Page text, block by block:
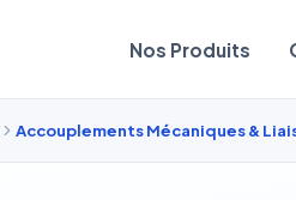
Nos Produits
Accouplements Mécaniques &